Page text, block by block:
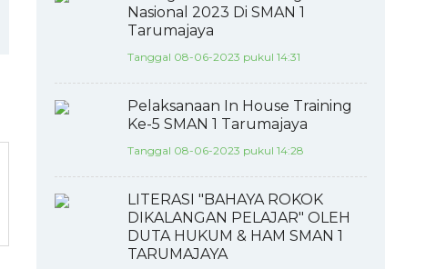
Nasional 2023 Di SMAN 1
Tarumajaya
Tanggal 08-06-2023 pukul 14:31
Pelaksanaan In House Training
Ke-5 SMAN 1 Tarumajaya
Tanggal 08-06-2023 pukul 14:28
LITERASI "BAHAYA ROKOK
DIKALANGAN PELAJAR" OLEH
DUTA HUKUM & HAM SMAN 1
TARUMAJAYA